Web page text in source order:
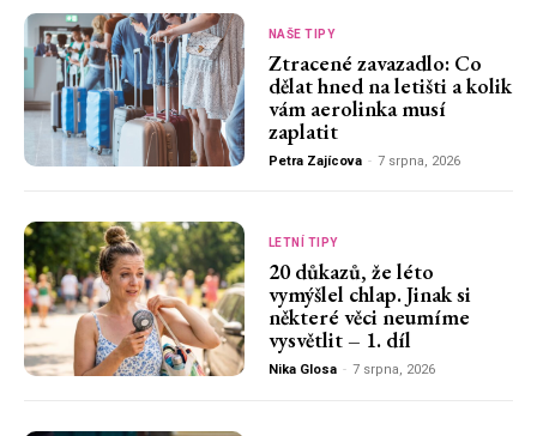
NAŠE TIPY
Ztracené zavazadlo: Co
dělat hned na letišti a kolik
vám aerolinka musí
zaplatit
Petra Zajícova - 7 srpna, 2026
LETNÍ TIPY
20 důkazů, že léto
vymýšlel chlap. Jinak si
některé věci neumíme
vysvětlit – 1. díl
Nika Glosa - 7 srpna, 2026